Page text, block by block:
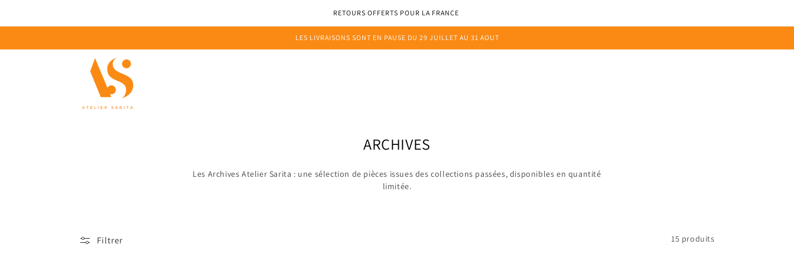
RETOURS OFFERTS POUR LA FRANCE
LES LIVRAISONS SONT EN PAUSE DU 29 JUILLET AU 31 AOUT
C
l
ARCHIVES
Les Archives Atelier Sarita : une sélection de pièces issues des collections passées, disponibles en quantité
limitée.
Filtrer 15 produits